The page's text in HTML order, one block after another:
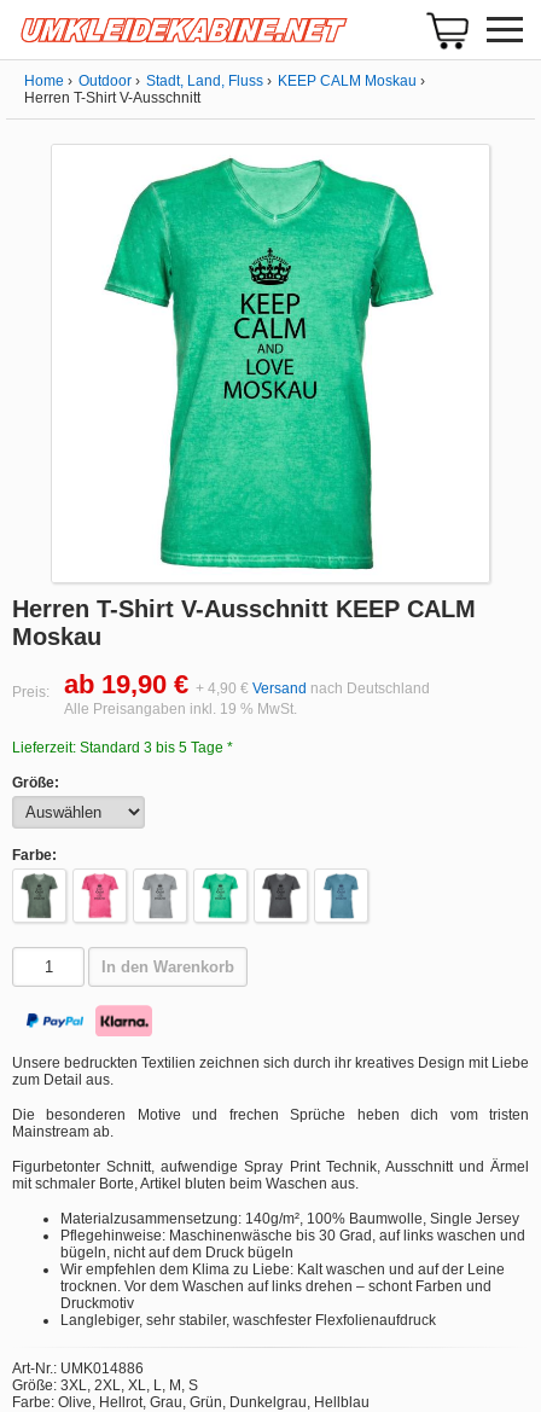
Home Outdoor Stadt, Land, Fluss
KEEP CALM Moskau
Herren T-Shirt V-Ausschnitt
Herren T-Shirt V-Ausschnitt KEEP CALM
Moskau
Preis: ab 19,90 € + 4,90 € Versand nach Deutschland
Alle Preisangaben inkl. 19 % MwSt.
Lieferzeit: Standard 3 bis 5 Tage *
Größe:
Farbe:
In den Warenkorb
Unsere bedruckten Textilien zeichnen sich durch ihr kreatives Design mit Liebe
zum Detail aus.
Die besonderen Motive und frechen Sprüche heben dich vom tristen
Mainstream ab.
Figurbetonter Schnitt, aufwendige Spray Print Technik, Ausschnitt und Ärmel
mit schmaler Borte, Artikel bluten beim Waschen aus.
Materialzusammensetzung: 140g/m², 100% Baumwolle, Single Jersey
Pflegehinweise: Maschinenwäsche bis 30 Grad, auf links waschen und
bügeln, nicht auf dem Druck bügeln
Wir empfehlen dem Klima zu Liebe: Kalt waschen und auf der Leine
trocknen. Vor dem Waschen auf links drehen – schont Farben und
Druckmotiv
Langlebiger, sehr stabiler, waschfester Flexfolienaufdruck
Art-Nr.: UMK014886
Größe: 3XL, 2XL, XL, L, M, S
Farbe: Olive, Hellrot, Grau, Grün, Dunkelgrau, Hellblau